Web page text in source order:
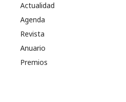
Actualidad
Agenda
Revista
Anuario
Premios